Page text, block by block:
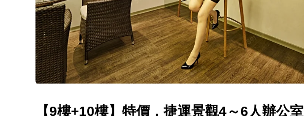
【9樓+10樓】特價，捷運景觀4～6人辦公室